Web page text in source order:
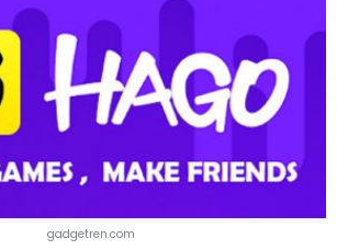
gadgetren.com